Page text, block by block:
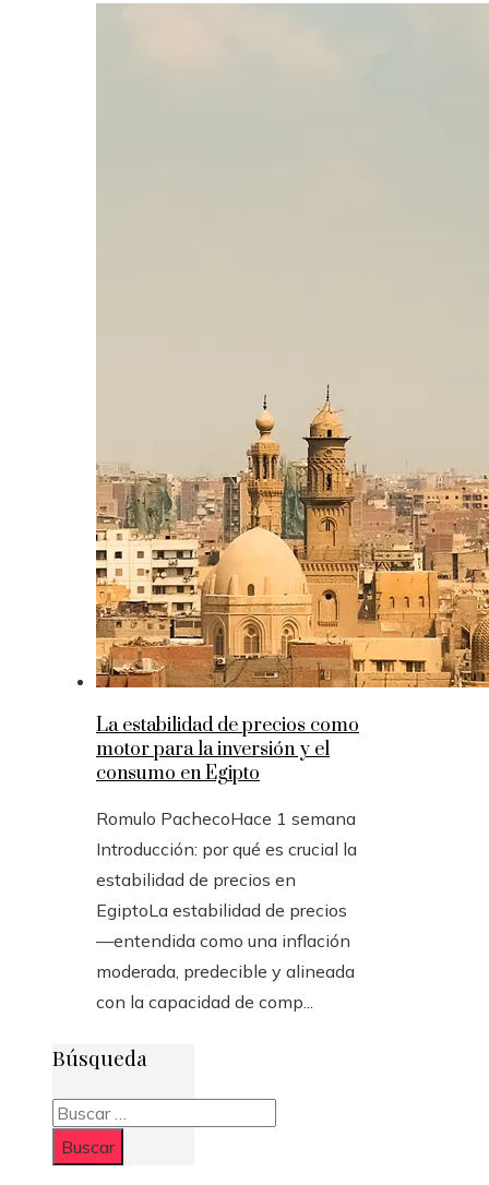
La estabilidad de precios como
motor para la inversión y el
consumo en Egipto
Romulo PachecoHace 1 semana
Introducción: por qué es crucial la
estabilidad de precios en
EgiptoLa estabilidad de precios
—entendida como una inflación
moderada, predecible y alineada
con la capacidad de comp...
Búsqueda
Buscar: